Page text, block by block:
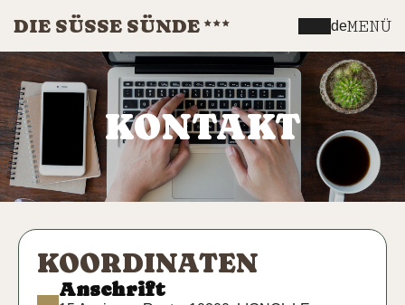
DIE SÜSSE SÜNDE deMENÜ
KONTAKT
KOORDINATEN
Anschrift